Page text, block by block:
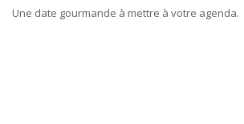
Une date gourmande à mettre à votre agenda.